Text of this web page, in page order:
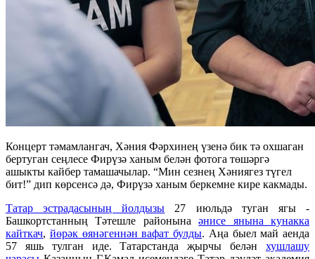
Концерт тәмамлангач, Хәния Фәрхинең үзенә бик тә охшаган
бертуган сеңлесе Фирүзә ханым белән фотога төшәргә
ашыкты кайбер тамашачылар. “Мин сезнең Хәниягез түгел
бит!” дип көрсенсә дә, Фирүзә ханым беркемне кире какмады.
Татар эстрадасының йолдызы 27 июльдә туган ягы -
Башкортстанның Тәтешле районынаәнисе янына кунакка
кайткач, йөрәк өянәгеннән вафат булды. Аңа быел май аенда
57 яшь тулган иде. Татарстанда җырчы белән хушлашу